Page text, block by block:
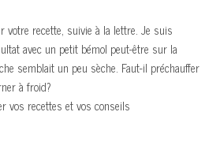
votre recette, suivie à la lettre. Je suis
avec un petit bémol peut-être sur la
semblait un peu sèche. Faut-il préchauffer
à froid?
vos recettes et vos conseils